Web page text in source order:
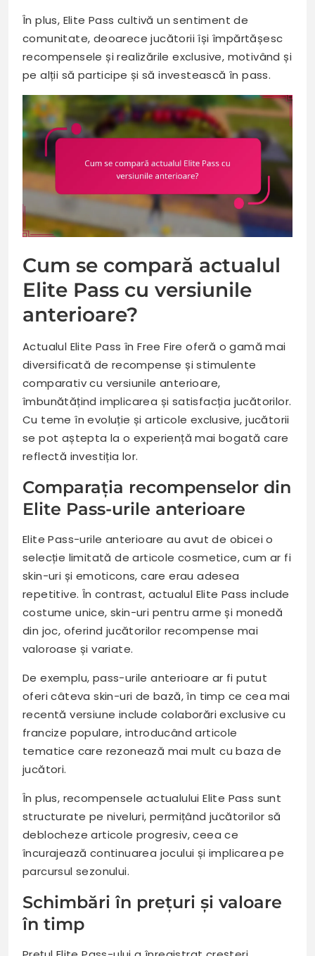
În plus, Elite Pass cultivă un sentiment de
comunitate, deoarece jucătorii își împărtășesc
recompensele și realizările exclusive, motivând și
pe alții să participe și să investească în pass.
Cum se compară actualul
Elite Pass cu versiunile
anterioare?
Actualul Elite Pass în Free Fire oferă o gamă mai
diversificată de recompense și stimulente
comparativ cu versiunile anterioare,
îmbunătățind implicarea și satisfacția jucătorilor.
Cu teme în evoluție și articole exclusive, jucătorii
se pot aștepta la o experiență mai bogată care
reflectă investiția lor.
Comparația recompenselor din
Elite Pass-urile anterioare
Elite Pass-urile anterioare au avut de obicei o
selecție limitată de articole cosmetice, cum ar fi
skin-uri și emoticons, care erau adesea
repetitive. În contrast, actualul Elite Pass include
costume unice, skin-uri pentru arme și monedă
din joc, oferind jucătorilor recompense mai
valoroase și variate.
De exemplu, pass-urile anterioare ar fi putut
oferi câteva skin-uri de bază, în timp ce cea mai
recentă versiune include colaborări exclusive cu
francize populare, introducând articole
tematice care rezonează mai mult cu baza de
jucători.
În plus, recompensele actualului Elite Pass sunt
structurate pe niveluri, permițând jucătorilor să
deblocheze articole progresiv, ceea ce
încurajează continuarea jocului și implicarea pe
parcursul sezonului.
Schimbări în prețuri și valoare
în timp